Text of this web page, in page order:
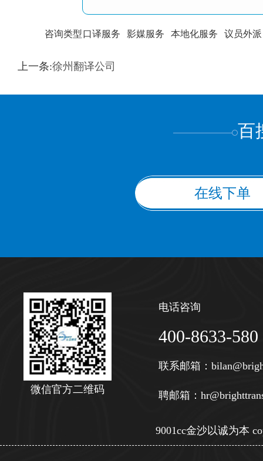
咨询类型口译服务 影媒服务 本地化服务 议员外派
训翻译
上一条:徐州翻译公司
百
在线下单
微信官方二维码
电话咨询
400-8633-580
联系邮箱：
聘邮箱：
9001cc金沙以诚为本